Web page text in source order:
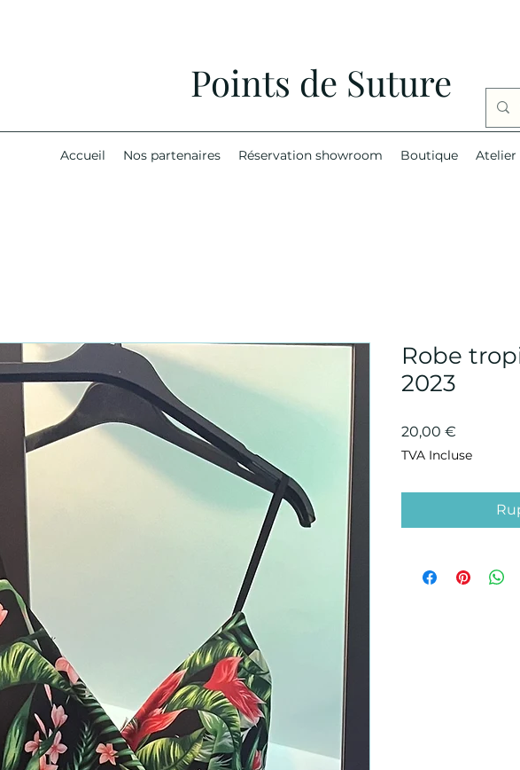
Points de Suture
Accueil Nos partenaires Réservation showroom Boutique Atelier
Robe
2023
20,00 €
TVA Incluse